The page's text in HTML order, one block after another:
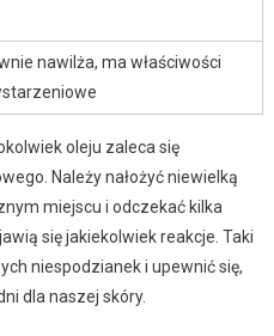
nawilża, ma właściwości
oleju zaleca się
Należy nałożyć niewielką
miejscu i odczekać kilka
się jakiekolwiek reakcje. Taki
niespodzianek i upewnić się,
dla naszej skóry.